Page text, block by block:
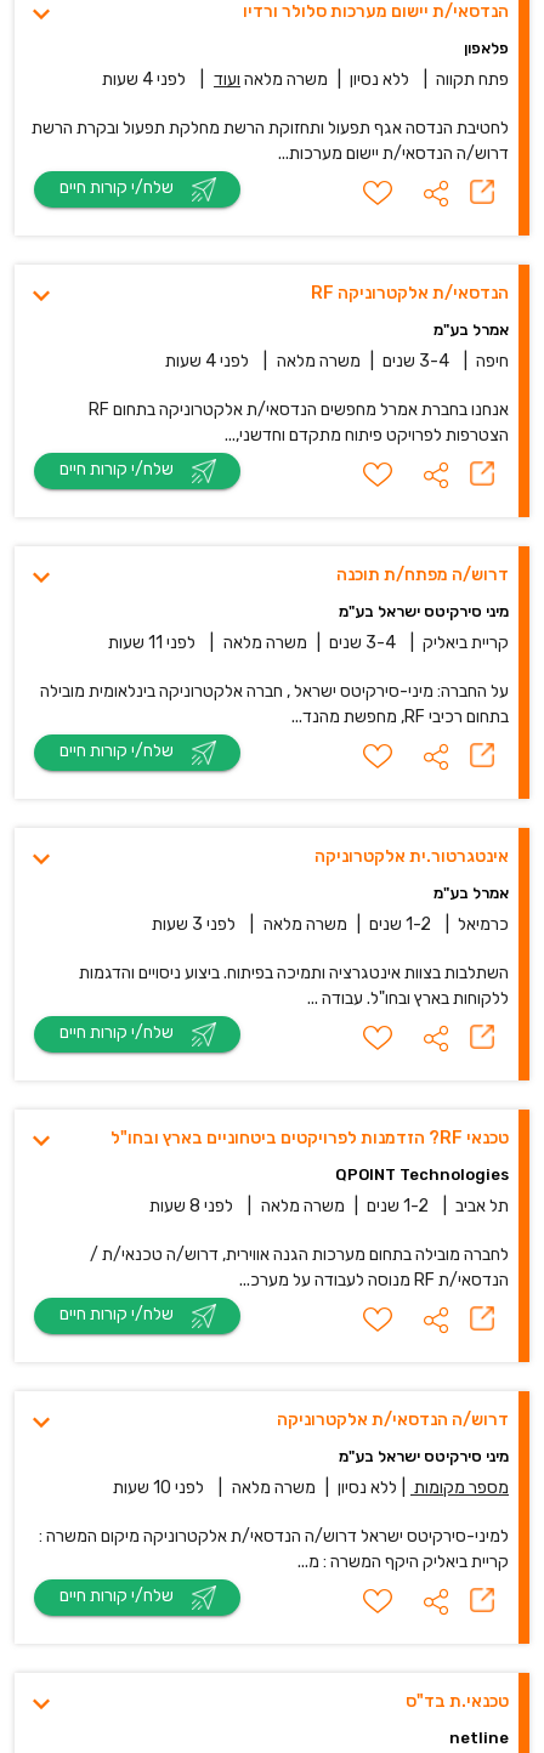
הנדסאי/ת יישום מערכות סלולר ורדיו
פלאפון
פתח תקווה ללא נסיון משרה מלאה ועוד לפני 4 שעות
לחטיבת הנדסה אגף תפעול ותחזוקת הרשת מחלקת תפעול ובקרת הרשת
דרוש/ה הנדסאי/ת יישום מערכות...
הנדסאי/ת אלקטרוניקה RF
אמרל בע"מ
חיפה 3-4 שנים משרה מלאה לפני 4 שעות
אנחנו בחברת אמרל מחפשים הנדסאי/ת אלקטרוניקה בתחום RF
הצטרפות לפרויקט פיתוח מתקדם וחדשני,...
דרוש/ה מפתח/ת תוכנה
מיני סירקיטס ישראל בע"מ
קריית ביאליק 3-4 שנים משרה מלאה לפני 11 שעות
על החברה: מיני-סירקיטס ישראל , חברה אלקטרוניקה בינלאומית מובילה
בתחום רכיבי RF, מחפשת מהנד...
אינטגרטור.ית אלקטרוניקה
אמרל בע"מ
כרמיאל 1-2 שנים משרה מלאה לפני 3 שעות
השתלבות בצוות אינטגרציה ותמיכה בפיתוח. ביצוע ניסויים והדגמות
ללקוחות בארץ ובחו"ל. עבודה ...
טכנאי RF? הזדמנות לפרויקטים ביטחוניים בארץ ובחו"ל
QPOINT Technologies
תל אביב 1-2 שנים משרה מלאה לפני 8 שעות
לחברה מובילה בתחום מערכות הגנה אווירית, דרוש/ה טכנאי/ת /
הנדסאי/ת RF מנוסה לעבודה על מערכ...
דרוש/ה הנדסאי/ת אלקטרוניקה
מיני סירקיטס ישראל בע"מ
מספר מקומות ללא נסיון משרה מלאה לפני 10 שעות
למיני-סירקיטס ישראל דרוש/ה הנדסאי/ת אלקטרוניקה מיקום המשרה :
קריית ביאליק היקף המשרה : מ...
טכנאי.ת בד"ס
netline